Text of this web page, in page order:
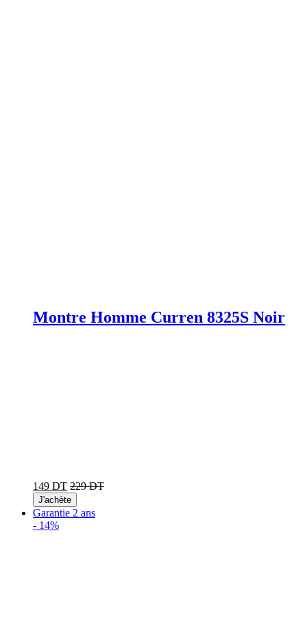
Montre Homme Curren 8325S Noir
149 DT 229 DT
J'achète
Garantie 2 ans
- 14%